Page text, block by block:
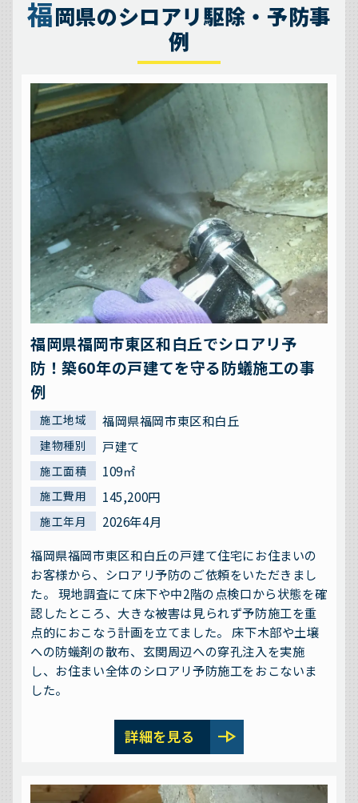
福岡県のシロアリ駆除・予防事
例
福岡県福岡市東区和白丘でシロアリ予
防！築60年の戸建てを守る防蟻施工の事
例
施工地域 福岡県福岡市東区和白丘
建物種別 戸建て
施工面積 109㎡
施工費用 145,200円
施工年月
2026年4月
福岡県福岡市東区和白丘の戸建て住宅にお住まいの
お客様から、シロアリ予防のご依頼をいただきまし
た。 現地調査にて床下や中2階の点検口から状態を確
認したところ、大きな被害は見られず予防施工を重
点的におこなう計画を立てました。 床下木部や土壌
への防蟻剤の散布、玄関周辺への穿孔注入を実施
し、お住まい全体のシロアリ予防施工をおこないま
した。
詳細を見る line_end_arrow